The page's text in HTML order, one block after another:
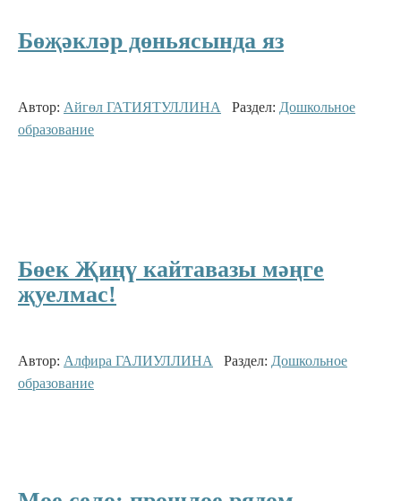
Бөҗәкләр дөньясында яз
Автор: Айгөл ГАТИЯТУЛЛИНА Раздел: Дошкольное
образование
Бөек Җиңү кайтавазы мәңге
җуелмас!
Автор: Алфира ГАЛИУЛЛИНА Раздел: Дошкольное
образование